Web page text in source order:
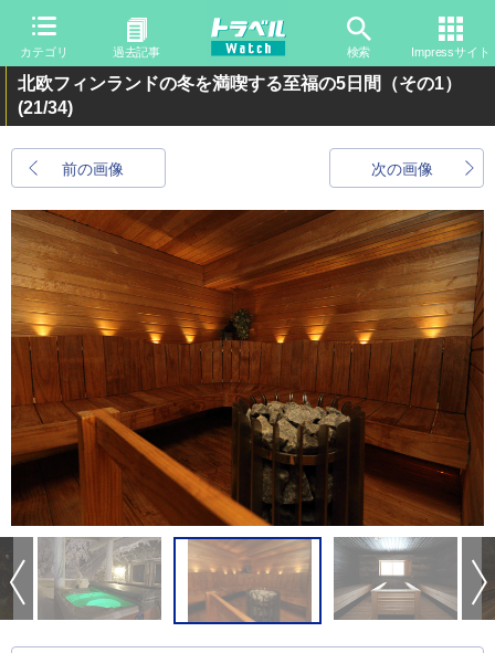
カテゴリ 過去記事 検索 Impressサイト
北欧フィンランドの冬を満喫する至福の5日間（その1）
(21/34)
前の画像 次の画像